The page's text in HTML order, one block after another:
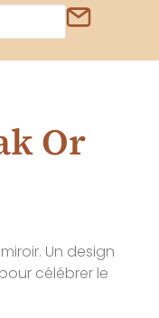
Or
Un design
célébrer le